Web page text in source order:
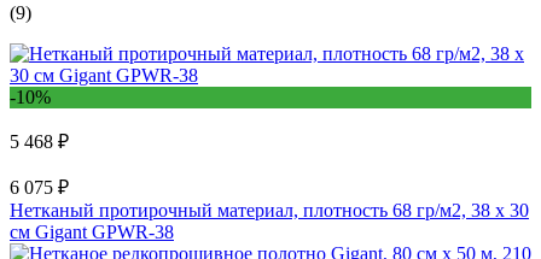
(9)
-10%
5 468 ₽
6 075 ₽
Нетканый протирочный материал, плотность 68 гр/м2, 38 x 30
см Gigant GPWR-38